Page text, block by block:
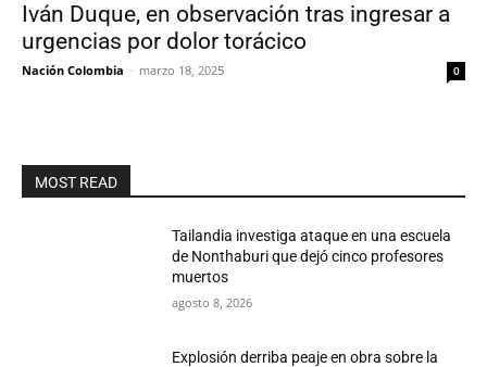
Iván Duque, en observación tras ingresar a
urgencias por dolor torácico
Nación Colombia - marzo 18, 2025 0
MOST READ
Tailandia investiga ataque en una escuela
de Nonthaburi que dejó cinco profesores
muertos
agosto 8, 2026
Explosión derriba peaje en obra sobre la